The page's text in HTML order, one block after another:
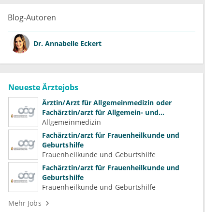
Blog-Autoren
Dr. Annabelle Eckert
Neueste Ärztejobs
Ärztin/Arzt für Allgemeinmedizin oder
Fachärztin/arzt für Allgemein- und
Familienmedizin für Psychiatrie und
Psychotherapeutische Medizin
Allgemeinmedizin
Fachärztin/arzt für Frauenheilkunde und
Geburtshilfe
Frauenheilkunde und Geburtshilfe
Fachärztin/arzt für Frauenheilkunde und
Geburtshilfe
Frauenheilkunde und Geburtshilfe
Mehr Jobs